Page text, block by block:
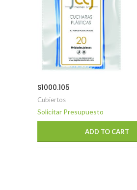
S1000.105
Cubiertos
Solicitar Presupuesto
ADD TO CART